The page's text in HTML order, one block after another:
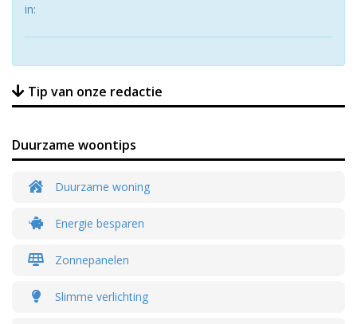
in:
Tip van onze redactie
Duurzame woontips
Duurzame woning
Energie besparen
Zonnepanelen
Slimme verlichting